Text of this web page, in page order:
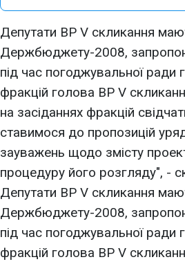
Депутати ВР V скликання
Держбюджету-2008,
під час погоджувальної ради
фракцій голова ВР V
на засіданнях фракцій
ставимося до пропозицій
зауважень щодо змісту
процедуру його розгляду", -
Депутати ВР V скликання
Держбюджету-2008,
під час погоджувальної ради
фракцій голова ВР V